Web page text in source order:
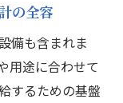
の全容
備も含まれま
用途に合わせて
するための基盤